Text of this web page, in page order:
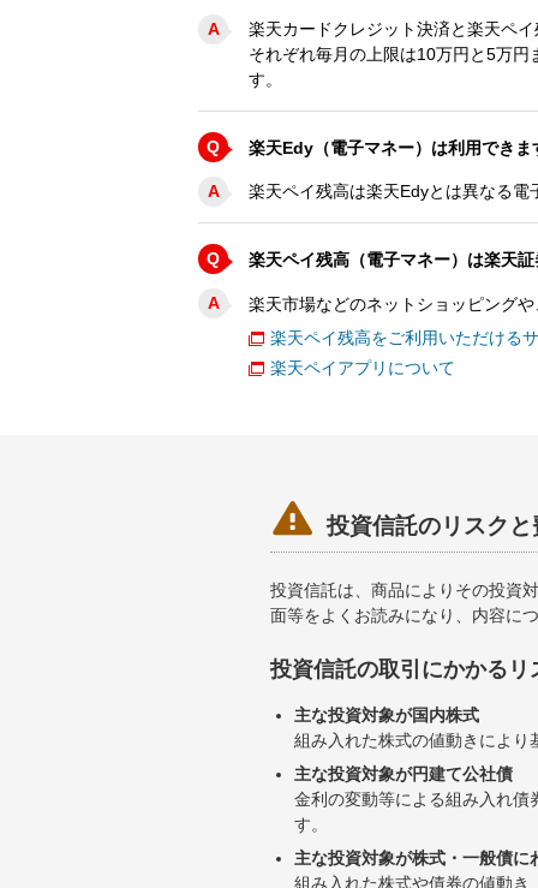
A
楽天カードクレジット決済と楽天ペ
それぞれ毎月の上限は10万円と5万
す。
Q 楽天Edy（電子マネー）は利用できま
A 楽天ペイ残高は楽天Edyとは異なる
Q 楽天ペイ残高（電子マネー）は楽天
A
楽天市場などのネットショッピング
楽天ペイ残高をご利用いただける
楽天ペイアプリについて
 投資信託のリスク
投資信託は、商品によりその投資
面等をよくお読みになり、内容に
投資信託の取引にかかるリ
主な投資対象が国内株式
組み入れた株式の値動きによ
主な投資対象が円建て公社債
金利の変動等による組み入れ
す。
主な投資対象が株式・一般債
組み入れた株式や債券の値動